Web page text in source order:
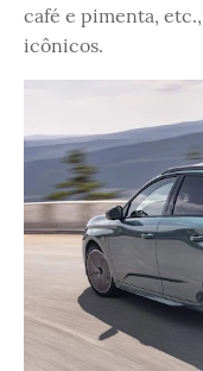
café e pimenta,
icônicos.